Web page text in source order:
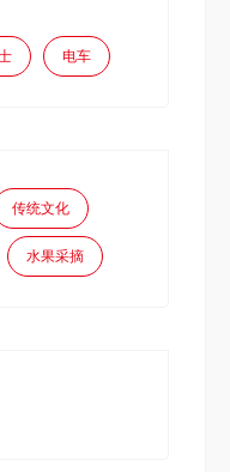
电车
传统文化
水果采摘